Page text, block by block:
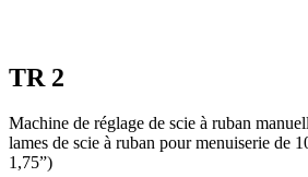
TR 2
Machine de réglage de scie à ruban
lames de scie à ruban pour menuiserie de
1,75”)